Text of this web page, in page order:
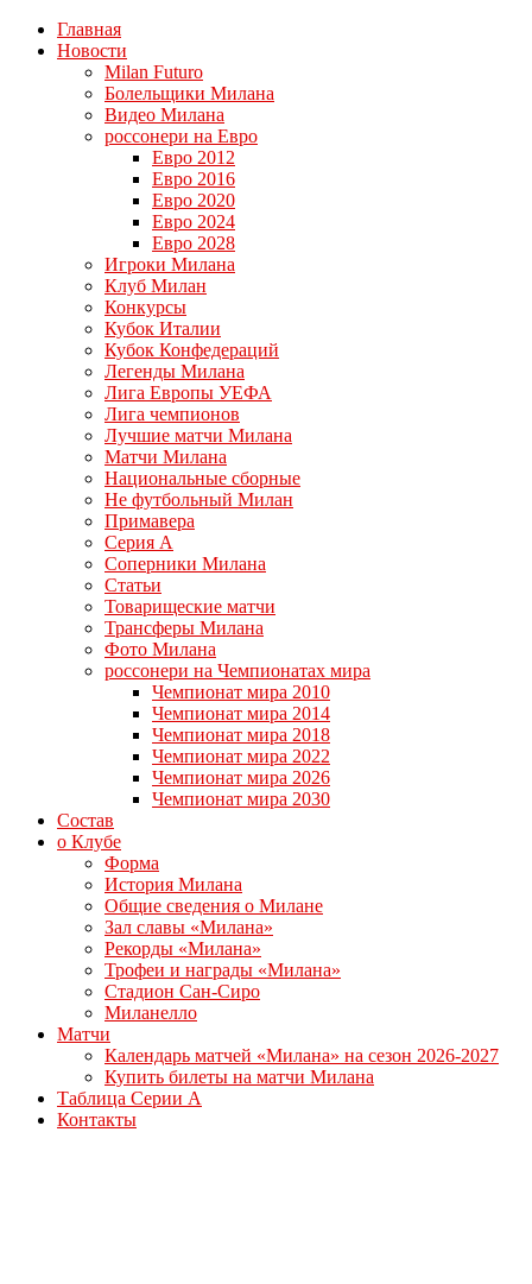
Главная
Новости
Milan Futuro
Болельщики Милана
Видео Милана
россонери на Евро
Евро 2012
Евро 2016
Евро 2020
Евро 2024
Евро 2028
Игроки Милана
Клуб Милан
Конкурсы
Кубок Италии
Кубок Конфедераций
Легенды Милана
Лига Европы УЕФА
Лига чемпионов
Лучшие матчи Милана
Матчи Милана
Национальные сборные
Не футбольный Милан
Примавера
Серия А
Соперники Милана
Статьи
Товарищеские матчи
Трансферы Милана
Фото Милана
россонери на Чемпионатах мира
Чемпионат мира 2010
Чемпионат мира 2014
Чемпионат мира 2018
Чемпионат мира 2022
Чемпионат мира 2026
Чемпионат мира 2030
Состав
о Клубе
Форма
История Милана
Общие сведения о Милане
Зал славы «Милана»
Рекорды «Милана»
Трофеи и награды «Милана»
Стадион Сан-Сиро
Миланелло
Матчи
Календарь матчей «Милана» на сезон 2026-2027
Купить билеты на матчи Милана
Таблица Серии А
Контакты